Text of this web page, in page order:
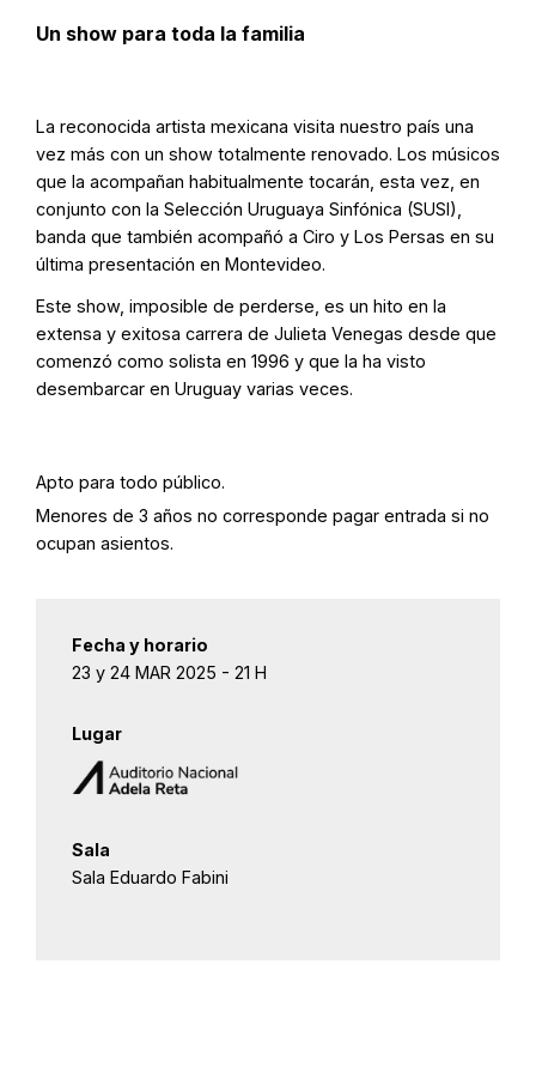
Un show para toda la familia
La reconocida artista mexicana visita nuestro país una
vez más con un show totalmente renovado. Los músicos
que la acompañan habitualmente tocarán, esta vez, en
conjunto con la Selección Uruguaya Sinfónica (SUSI),
banda que también acompañó a Ciro y Los Persas en su
última presentación en Montevideo.
Este show, imposible de perderse, es un hito en la
extensa y exitosa carrera de Julieta Venegas desde que
comenzó como solista en 1996 y que la ha visto
desembarcar en Uruguay varias veces.
Apto para todo público.
Menores de 3 años no corresponde pagar entrada si no
ocupan asientos.
Fecha y horario
23 y 24 MAR 2025 - 21 H
Lugar
Sala
Sala Eduardo Fabini